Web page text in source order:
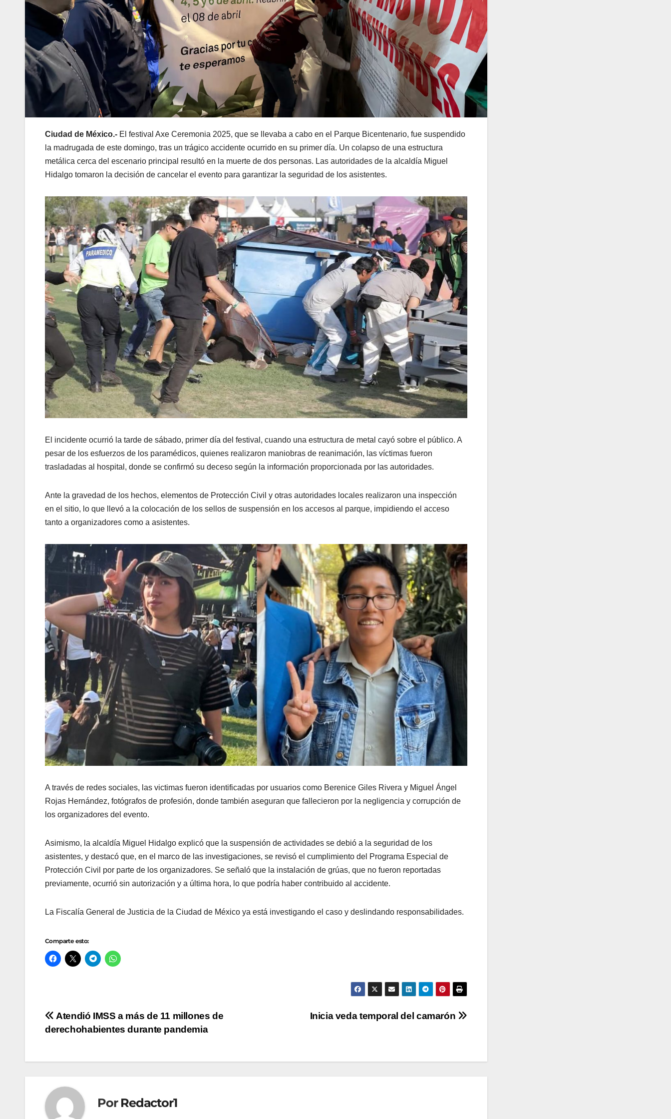
Ciudad de México.- El festival Axe Ceremonia 2025, que se llevaba a cabo en el Parque Bicentenario, fue suspendido
la madrugada de este domingo, tras un trágico accidente ocurrido en su primer día. Un colapso de una estructura
metálica cerca del escenario principal resultó en la muerte de dos personas. Las autoridades de la alcaldía Miguel
Hidalgo tomaron la decisión de cancelar el evento para garantizar la seguridad de los asistentes.
El incidente ocurrió la tarde de sábado, primer día del festival, cuando una estructura de metal cayó sobre el público. A
pesar de los esfuerzos de los paramédicos, quienes realizaron maniobras de reanimación, las víctimas fueron
trasladadas al hospital, donde se confirmó su deceso según la información proporcionada por las autoridades.
Ante la gravedad de los hechos, elementos de Protección Civil y otras autoridades locales realizaron una inspección
en el sitio, lo que llevó a la colocación de los sellos de suspensión en los accesos al parque, impidiendo el acceso
tanto a organizadores como a asistentes.
A través de redes sociales, las victimas fueron identificadas por usuarios como Berenice Giles Rivera y Miguel Ángel
Rojas Hernández, fotógrafos de profesión, donde también aseguran que fallecieron por la negligencia y corrupción de
los organizadores del evento.
Asimismo, la alcaldía Miguel Hidalgo explicó que la suspensión de actividades se debió a la seguridad de los
asistentes, y destacó que, en el marco de las investigaciones, se revisó el cumplimiento del Programa Especial de
Protección Civil por parte de los organizadores. Se señaló que la instalación de grúas, que no fueron reportadas
previamente, ocurrió sin autorización y a última hora, lo que podría haber contribuido al accidente.
La Fiscalía General de Justicia de la Ciudad de México ya está investigando el caso y deslindando responsabilidades.
Comparte esto:
Navegación
entradas
Inicia veda temporal del camarón
Atendió IMSS a más de 11 millones de
derechohabientes durante pandemia
Por Redactor1